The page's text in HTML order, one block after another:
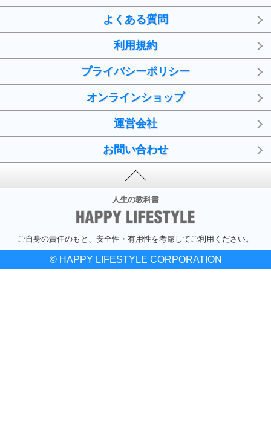
よくある質問
利用規約
プライバシーポリシー
オンラインショップ
運営会社
お問い合わせ
人生の教科書
ご自身の責任のもと、安全性・有用性を考慮してご利用ください。
© HAPPY LIFESTYLE CORPORATION